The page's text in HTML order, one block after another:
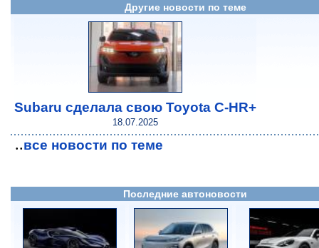
Другие новости по теме
Subaru сделала свою Toyota C-HR+
18.07.2025
..все новости по теме
Последние автоновости